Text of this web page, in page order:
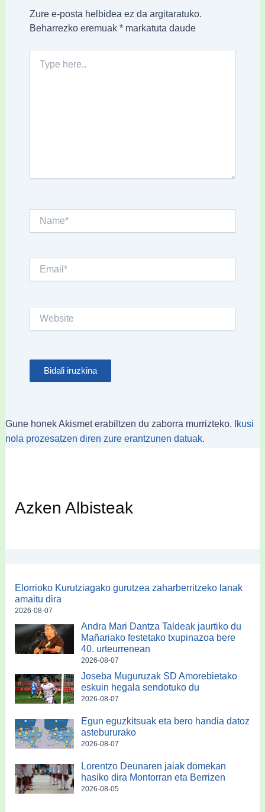
Zure e-posta helbidea ez da argitaratuko.
Beharrezko eremuak *markatuta daude
here..
Email*
Website
Gune honek Akismet erabiltzen du zaborra murrizteko.
Ikusi
nola prozesatzen diren zure erantzunen datuak.
Azken Albisteak
Elorrioko Kurutziagako gurutzea zaharberritzeko lanak
amaitu dira
2026-08-07
Andra Mari Dantza Taldeak jaurtiko du
Mañariako festetako txupinazoa bere
40. urteurrenean
2026-08-07
Joseba Muguruzak SD Amorebietako
eskuin hegala sendotuko du
2026-08-07
Egun eguzkitsuak eta bero handia datoz
astebururako
2026-08-07
Lorentzo Deunaren jaiak domekan
hasiko dira Montorran eta Berrizen
2026-08-05